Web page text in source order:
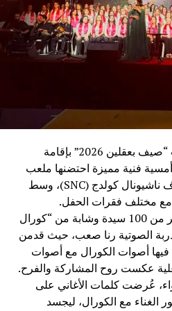
ورقي في العمل الدبلوماسي،
للكرامة والوطنية والانتماء
أواصر الأخوة والتلاقي بين
في بركة ومحمية بينو الطبيعية،
بلديات الجومة ورئيس بلدية
بلدية بينو الدكتورة كارول
وأهميتها البيئية، وتاريخ
– غابة العذر، حيث كان
ورئيس بلدية فنيدق
واطّلعوا على ما تتميز به
الوارفة وأشجارها المعمّرة
والسياحية في عكار. وقد أبدى
افتتحت بلدية بعقلين فعاليات “صيف بعقلين 2026” بإقامة
فنية مميزة احتضنها ملعب
كرة السلة في مدرسة الشوف ناشيونال كولدج (SNC)، وسط
مختلف فقرات الحفل.
وشهد المهرجان مشاركة أكثر من 100 سيدة وشابة من “كورال
الصوتية رنا صعب، حيث قدمن
أصوات الكورال مع أصوات
عكست روح المشاركة والفرح.
عُرضت كلمات الأغاني على
الغناء مع الكورال، ليجسد